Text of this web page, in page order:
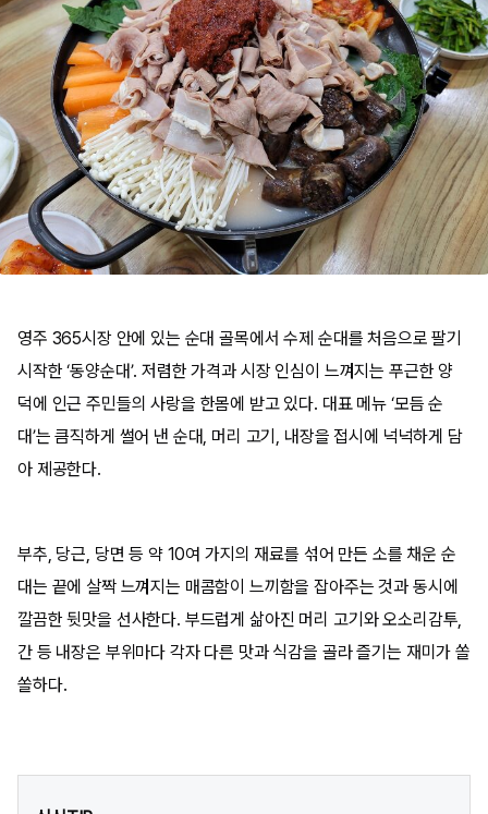
영주 365시장 안에 있는 순대 골목에서 수제 순대를 처음으로 팔기
시작한 ‘동양순대’. 저렴한 가격과 시장 인심이 느껴지는 푸근한 양
덕에 인근 주민들의 사랑을 한몸에 받고 있다. 대표 메뉴 ‘모듬 순
대’는 큼직하게 썰어 낸 순대, 머리 고기, 내장을 접시에 넉넉하게 담
아 제공한다.
부추, 당근, 당면 등 약 10여 가지의 재료를 섞어 만든 소를 채운 순
대는 끝에 살짝 느껴지는 매콤함이 느끼함을 잡아주는 것과 동시에
깔끔한 뒷맛을 선사한다. 부드럽게 삶아진 머리 고기와 오소리감투,
간 등 내장은 부위마다 각자 다른 맛과 식감을 골라 즐기는 재미가 쏠
쏠하다.